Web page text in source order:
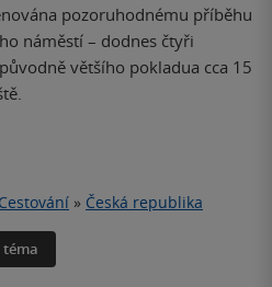
pozoruhodnému příběhu
náměstí – dodnes čtyři
většího pokladua cca 15
Cestování » Česká republika